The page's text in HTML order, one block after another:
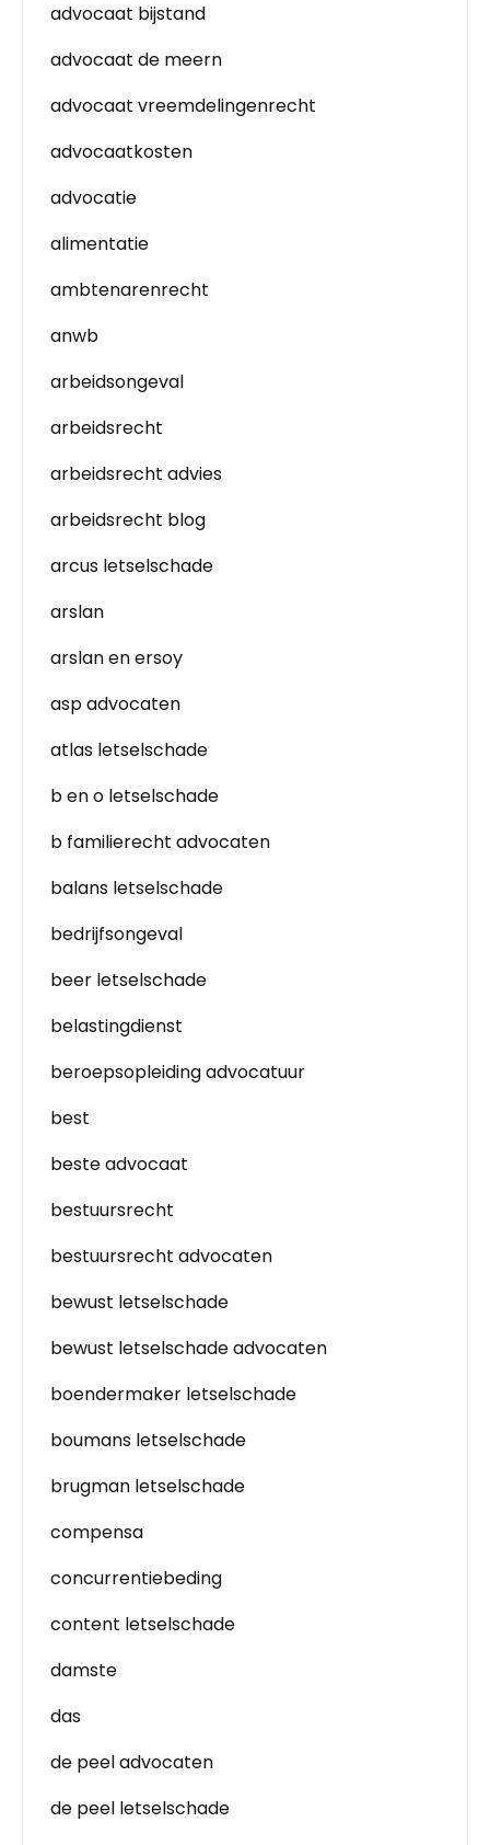
advocaat bijstand
advocaat de meern
advocaat vreemdelingenrecht
advocaatkosten
advocatie
alimentatie
ambtenarenrecht
anwb
arbeidsongeval
arbeidsrecht
arbeidsrecht advies
arbeidsrecht blog
arcus letselschade
arslan
arslan en ersoy
asp advocaten
atlas letselschade
b en o letselschade
b familierecht advocaten
balans letselschade
bedrijfsongeval
beer letselschade
belastingdienst
beroepsopleiding advocatuur
best
beste advocaat
bestuursrecht
bestuursrecht advocaten
bewust letselschade
bewust letselschade advocaten
boendermaker letselschade
boumans letselschade
brugman letselschade
compensa
concurrentiebeding
content letselschade
damste
das
de peel advocaten
de peel letselschade